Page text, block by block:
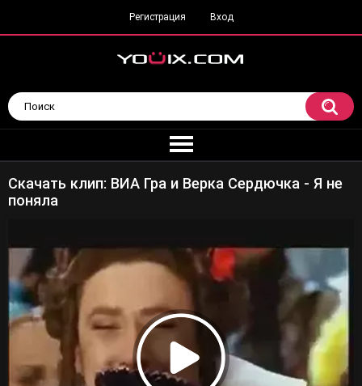
Регистрация Вход
Скачать клип: ВИА Гра и Верка Сердючка - Я не
поняла